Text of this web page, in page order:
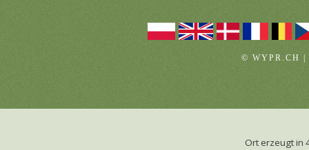
© WYPR.CH
Ort erzeugt in